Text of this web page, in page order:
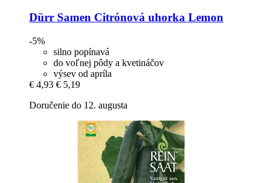
Dürr Samen Citrónová uhorka Lemon
-5%
silno popínavá
do voľnej pôdy a kvetináčov
výsev od apríla
€ 4,93 € 5,19
Doručenie do 12. augusta